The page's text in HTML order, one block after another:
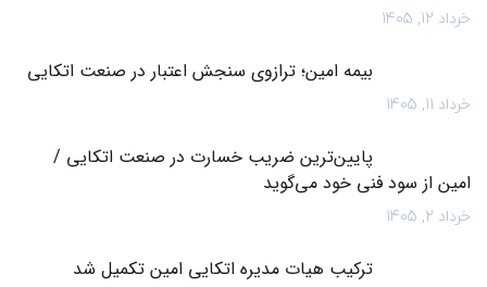
خرداد 12, 1405
بیمه امین؛ ترازوی سنجش اعتبار در صنعت اتکایی
خرداد 11, 1405
پایین‌ترین ضریب خسارت در صنعت اتکایی /
امین از سود فنی خود می‌گوید
خرداد 2, 1405
ترکیب هیات مدیره اتکایی امین تکمیل شد